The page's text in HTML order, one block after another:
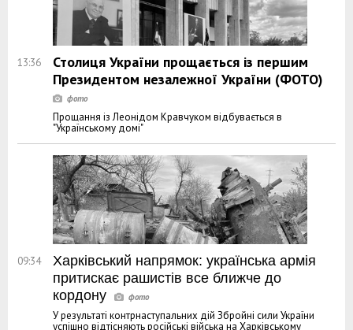
13:36
Столиця України прощається із першим
Президентом незалежної України (ФОТО)
Прощання із Леонідом Кравчуком відбувається в
"Українському домі"
09:34
Харківський напрямок: українська армія
притискає рашистів все ближче до
кордону
У результаті контрнаступальних дій Збройні сили України
успішно відтісняють російські війська на Харківському